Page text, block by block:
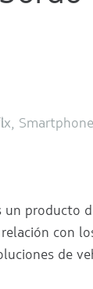
,
producto
con
de